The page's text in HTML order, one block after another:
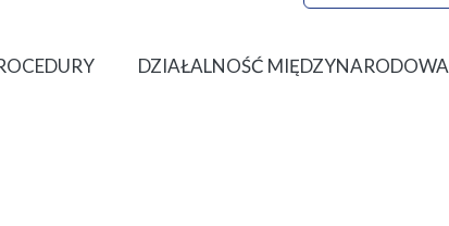
DZIAŁALNOŚĆ MIĘDZYNARODOWA